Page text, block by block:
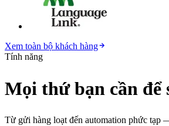
Xem toàn bộ khách hàng
Tính năng
Mọi thứ bạn cần để
Từ gửi hàng loạt đến automation phức tạp